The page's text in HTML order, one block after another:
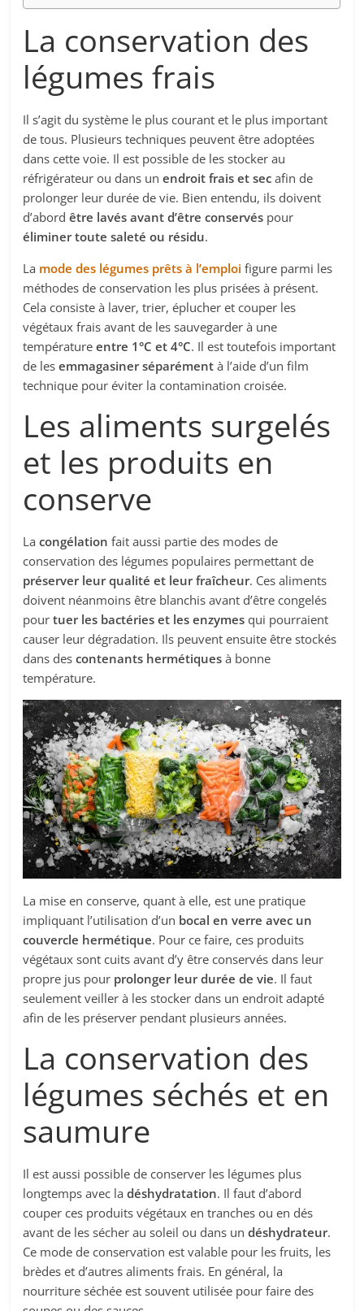
La conservation des
légumes frais
Il s’agit du système le plus courant et le plus important
de tous. Plusieurs techniques peuvent être adoptées
dans cette voie. Il est possible de les stocker au
réfrigérateur ou dans unendroit frais et sec afin de
prolonger leur durée de vie. Bien entendu, ils doivent
d’abordêtre lavés avant d’être conservés pour
éliminer toute saleté ou résidu.
La mode des légumes prêts à l’emploi figure parmi les
méthodes de conservation les plus prisées à présent.
Cela consiste à laver, trier, éplucher et couper les
végétaux frais avant de les sauvegarder à une
températureentre 1°C et 4°C. Il est toutefois important
de lesemmagasiner séparément à l’aide d’un film
technique pour éviter la contamination croisée.
Les aliments surgelés
et les produits en
conserve
Lacongélation fait aussi partie des modes de
conservation des légumes populaires permettant de
préserver leur qualité et leur fraîcheur. Ces aliments
doivent néanmoins être blanchis avant d’être congelés
pourtuer les bactéries et les enzymes qui pourraient
causer leur dégradation. Ils peuvent ensuite être stockés
dans descontenants hermétiques à bonne
température.
La mise en conserve, quant à elle, est une pratique
impliquant l’utilisation d’un bocal en verre avec un
couvercle hermétique. Pour ce faire, ces produits
végétaux sont cuits avant d’y être conservés dans leur
propre jus pour prolonger leur durée de vie. Il faut
seulement veiller à les stocker dans un endroit adapté
afin de les préserver pendant plusieurs années.
La conservation des
légumes séchés et en
saumure
Il est aussi possible de conserver les légumes plus
longtemps avec ladéshydratation. Il faut d’abord
couper ces produits végétaux en tranches ou en dés
avant de les sécher au soleil ou dans undéshydrateur.
Ce mode de conservation est valable pour les fruits, les
brèdes et d’autres aliments frais. En général, la
nourriture séchée est souvent utilisée pour faire des